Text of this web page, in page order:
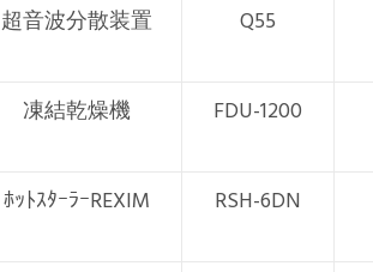
超音波分散装置 Q55
凍結乾燥機 FDU-1200
ﾎｯﾄｽﾀｰﾗｰREXIM RSH-6DN